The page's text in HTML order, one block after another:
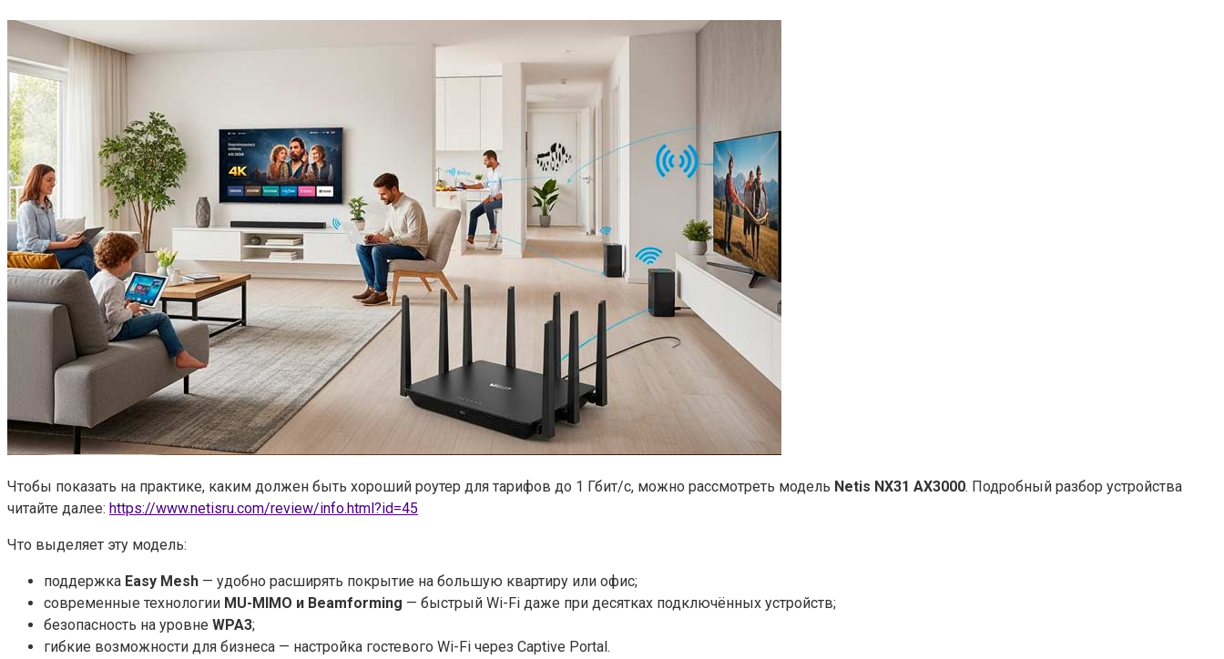
Чтобы показать на практике, каким должен быть хороший роутер для тарифов до 1 Гбит/с, можно рассмотреть модель Netis NX31 AX3000. Подробный разбор устройства
читайте далее: https://www.netisru.com/review/info.html?id=45
Что выделяет эту модель:
поддержка Easy Mesh — удобно расширять покрытие на большую квартиру или офис;
современные технологии MU-MIMO и Beamforming — быстрый Wi-Fi даже при десятках подключённых устройств;
безопасность на уровне WPA3;
гибкие возможности для бизнеса — настройка гостевого Wi-Fi через Captive Portal.